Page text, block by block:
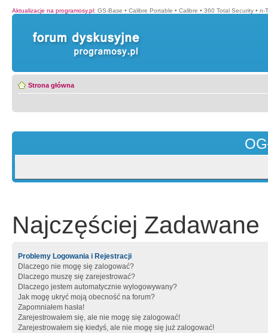
Aktualizacje na programosy.pl: GS-Base • Calibre Portable • Calibre • 360 Total Security • n-
Strona główna
Najczęściej Zadawane
Problemy Logowania i Rejestracji
Dlaczego nie mogę się zalogować?
Dlaczego muszę się zarejestrować?
Dlaczego jestem automatycznie wylogowywany?
Jak mogę ukryć moją obecność na forum?
Zapomniałem hasła!
Zarejestrowałem się, ale nie mogę się zalogować!
Zarejestrowałem się kiedyś, ale nie mogę się już zalogować!